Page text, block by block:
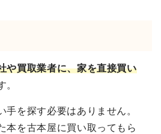
や買取業者に、家を直接買い
。
手を探す必要はありません。
本を古本屋に買い取ってもら